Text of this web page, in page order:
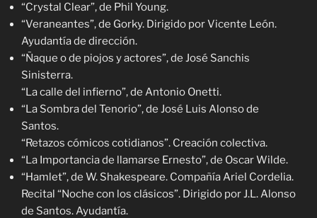
“Crystal Clear”, de Phil Young.
“Veraneantes”, de Gorky. Dirigido por Vicente León.
Ayudantía de dirección.
“Ñaque o de piojos y actores”, de José Sanchis
Sinisterra.
“La calle del infierno”, de Antonio Onetti.
“La Sombra del Tenorio”, de José Luis Alonso de
Santos.
“Retazos cómicos cotidianos”. Creación colectiva.
“La Importancia de llamarse Ernesto”, de Oscar Wilde.
“Hamlet”, de W. Shakespeare. Compañía Ariel Cordelia.
Recital “Noche con los clásicos”. Dirigido por J.L. Alonso
de Santos. Ayudantía.